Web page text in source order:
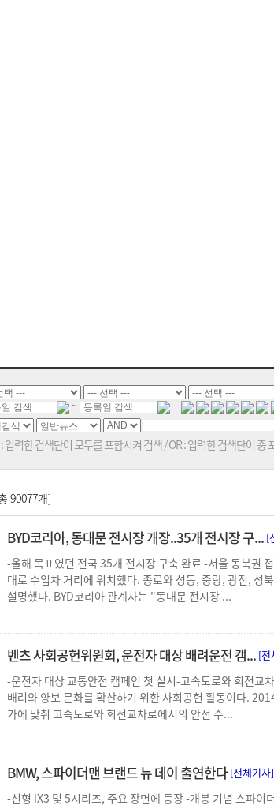
~
입력한 검색단어 모두를 포함시켜 검색 / OR : 입력한 검색단어 중
90077개]
BYD코리아, 동대문 전시장 개장..35개 전시장 구... [
-올해 목표였던 전국 35개 전시장 구축 완료 -서울 동북권
대로 수입차 거리에 위치했다. 종로와 성동, 중랑, 광진, 성
설명했다. BYD코리아 관계자는 "동대문 전시장 ...
벤츠 사회공헌위원회, 운전자 대상 배려운전 캠... [전
-운전자 대상 교통안전 캠페인 첫 실시-고속도로와 회전교
배려와 양보 문화를 확산하기 위한 사회공헌 활동이다.
가에 맞춰 고속도로와 회전교차로에서의 안전 수...
BMW, 스파이더맨 브랜드 뉴 데이 출연한다 [전체기사]
-신형 iX3 및 5시리즈, 주요 장면에 등장 -개봉 기념 스파이